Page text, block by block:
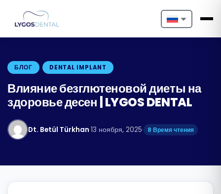
Nederlands
Deutsch
Português
БЛОГ DENTAL IMPLANT
Влияние безглютеновой диеты на
здоровье десен | LYGOS DENTAL
Dt. Betül Türkhan·13 ноября, 2025· 8 Время чтения